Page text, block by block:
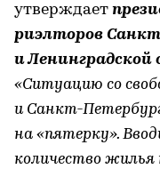
утверждает
риэлторов
и Ленинградской
«Ситуацию со
и Санкт-
на «пятерку».
количество